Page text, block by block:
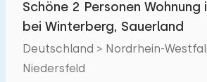
Einfamilienhaus
Ferienbauernhof
Villa
Schöne 2 Personen Wohnung
bei Winterberg, Sauerland
Deutschland > Nordrhein-
Niedersfeld